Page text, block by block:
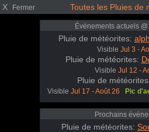
X Fermer Toutes les Pluies de
Événements actuels
Pluie de météorites:
Visible Jul 3 -
Pluie de météorites:
Visible Jul 12 -
Pluie de
Visible Jul 17 - Août 26 Pic
Prochains
Pluie de météorites: